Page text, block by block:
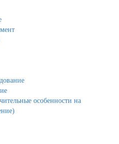
особенности на